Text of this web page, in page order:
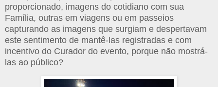
proporcionado, imagens do cotidiano com sua
Família, outras em viagens ou em passeios
capturando as imagens que surgiam e despertavam
este sentimento de mantê-las registradas e com
incentivo do Curador do evento, porque não mostrá-
las ao público?